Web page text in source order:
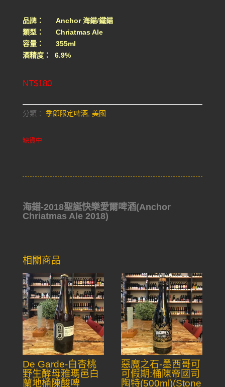
品牌： Anchor 海錨/鐵錨
類型： Chriatmas Ale
容量： 355ml
酒精度： 6.9%
NT$180
分類： 季節限定啤酒, 美國
缺貨中
海錨-2018聖誕快樂愛爾啤酒(Anchor
Chriatmas Ale 2018)
相關商品
De Garde-白杏桃
野生酵母雅瑪邑白
蘭地桶陳酸啤
惡魔之石-墨西哥可
可假期:桶陳帝國司
陶特(500ml)(Stone